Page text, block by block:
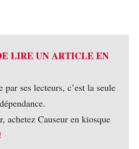
LIRE UN ARTICLE EN
par ses lecteurs, c’est la seule
achetez Causeur en kiosque